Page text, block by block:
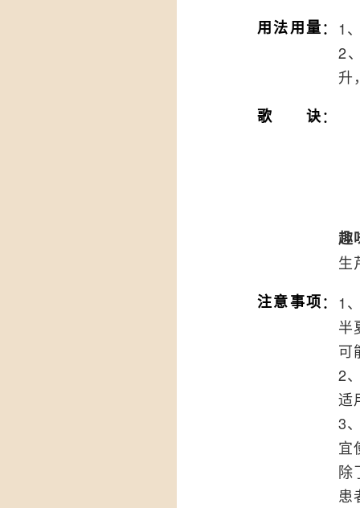
用法用量： 1
2
升
歌诀：
趣
生
注意事项： 1
半
可
2
适
3
宜
除
患